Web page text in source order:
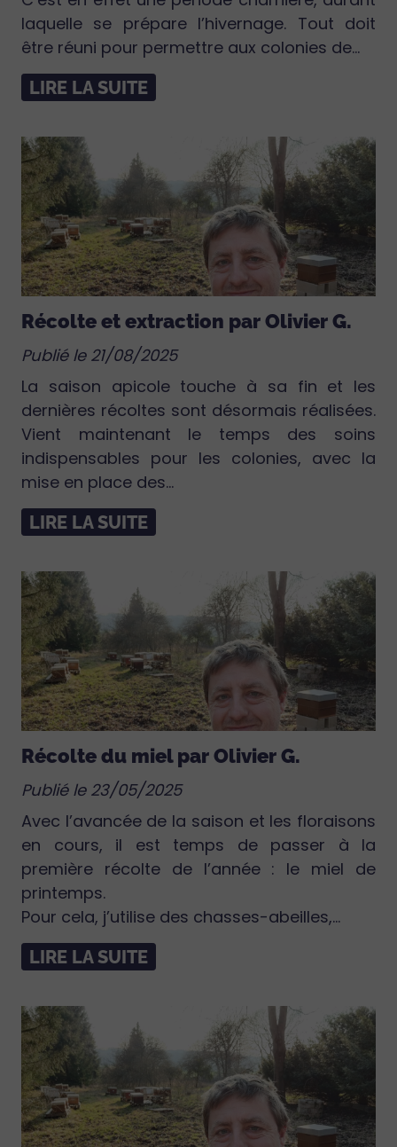
laquelle se prépare l’hivernage. Tout doit
être réuni pour permettre aux colonies de...
LIRE LA SUITE
Récolte et extraction par Olivier G.
Publié le 21/08/2025
La saison apicole touche à sa fin et les
dernières récoltes sont désormais réalisées.
Vient maintenant le temps des soins
indispensables pour les colonies, avec la
mise en place des...
LIRE LA SUITE
Récolte du miel par Olivier G.
Publié le 23/05/2025
Avec l’avancée de la saison et les floraisons
en cours, il est temps de passer à la
première récolte de l’année : le miel de
printemps.
Pour cela, j’utilise des chasses-abeilles,...
LIRE LA SUITE